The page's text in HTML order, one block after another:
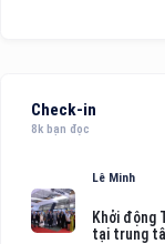
Check-in
8k bạn đọc
Lê Minh
Khởi động
tại trung